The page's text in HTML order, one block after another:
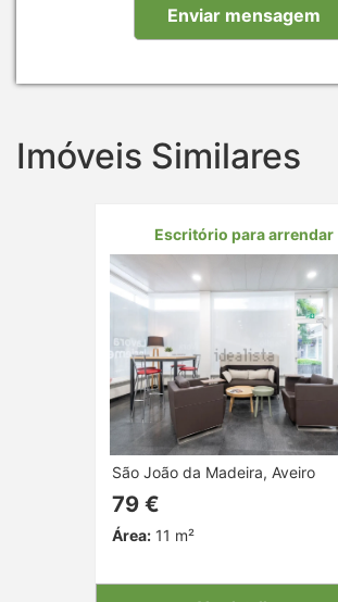
Imóveis Similares
Escritório para arrendar
São João da Madeira, Aveiro
79 €
Área:11 m²